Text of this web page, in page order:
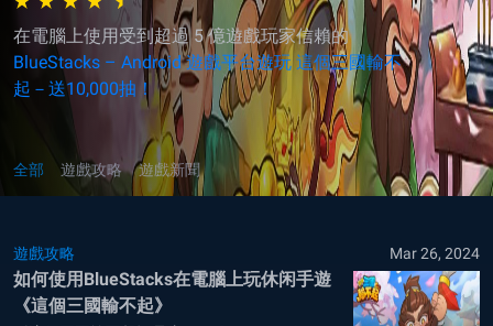
在電腦上使用受到超過 5 億遊戲玩家信賴的
BlueStacks – Android 遊戲平台遊玩 這個三國輸不
起－送10,000抽！
全部 遊戲攻略 遊戲新聞
遊戲攻略 Mar 26, 2024
如何使用BlueStacks在電腦上玩休闲手遊
《這個三國輸不起》